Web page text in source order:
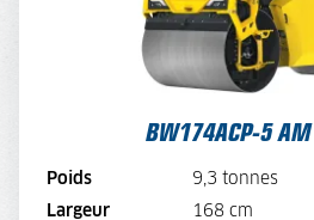
BW174ACP-5
Poids
9,3 tonnes
Largeur
168 cm
192,-